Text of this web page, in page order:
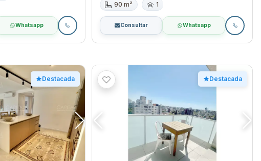
Whatsapp
90 m²
1
Consultar Whatsapp
Destacada Destacada